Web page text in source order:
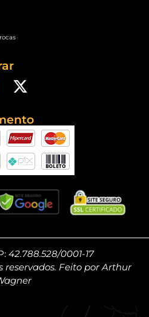
42.788.528/0001-17
reservados. Feito por Arthur